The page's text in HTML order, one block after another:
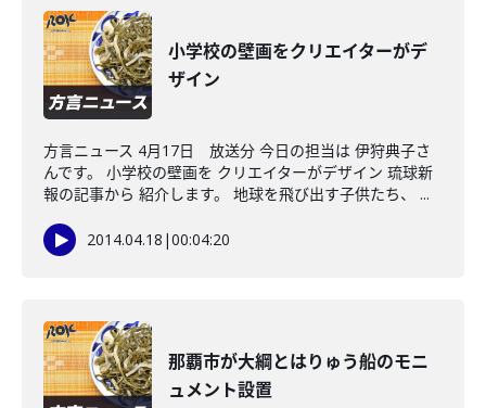
小学校の壁画をクリエイターがデ
ザイン
方言ニュース 4月17日 放送分 今日の担当は 伊狩典子さ
んです。 小学校の壁画を クリエイターがデザイン 琉球新
報の記事から 紹介します。 地球を飛び出す子供たち、 ...
2014.04.18 |00:04:20
那覇市が大綱とはりゅう船のモニ
ュメント設置